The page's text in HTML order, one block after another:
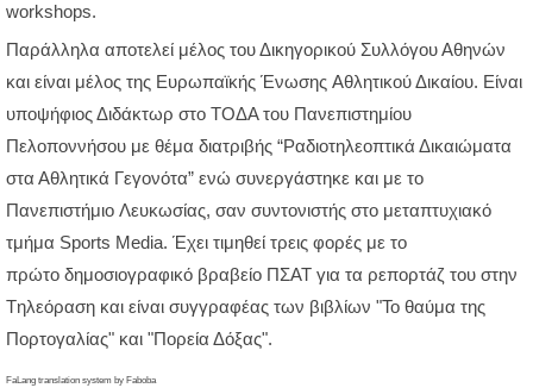
workshops.
Παράλληλα αποτελεί μέλος του Δικηγορικού Συλλόγου Αθηνών
και είναι μέλος της Ευρωπαϊκής Ένωσης Αθλητικού Δικαίου. Είναι
υποψήφιος Διδάκτωρ στο ΤΟΔΑ του Πανεπιστημίου
Πελοποννήσου με θέμα διατριβής “Ραδιοτηλεοπτικά Δικαιώματα
στα Αθλητικά Γεγονότα” ενώ συνεργάστηκε και με το
Πανεπιστήμιο Λευκωσίας, σαν συντονιστής στο μεταπτυχιακό
τμήμα Sports Media. Έχει τιμηθεί τρεις φορές με το
πρώτο δημοσιογραφικό βραβείο ΠΣΑΤ για τα ρεπορτάζ του στην
Tηλεόραση και είναι συγγραφέας των βιβλίων "Το θαύμα της
Πορτογαλίας" και "Πορεία Δόξας".
FaLang translation system by Faboba